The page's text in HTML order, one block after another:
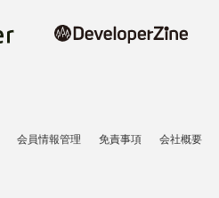
会員情報管理 免責事項 会社概要